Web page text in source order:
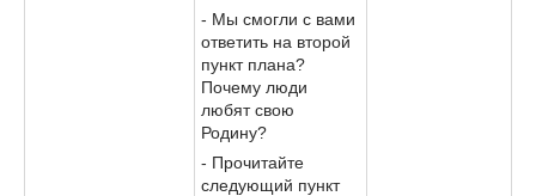
- Мы смогли с вами
ответить на второй
пункт плана?
Почему люди
любят свою
Родину?
- Прочитайте
следующий пункт